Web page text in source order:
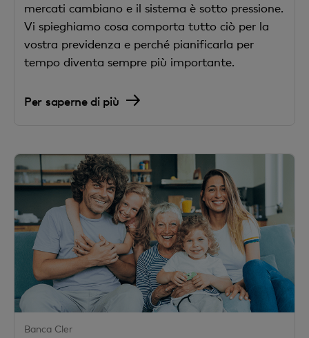
mercati cambiano e il sistema è sotto pressione.
Vi spieghiamo cosa comporta tutto ciò per la
vostra previdenza e perché pianificarla per
tempo diventa sempre più importante.
Per saperne di più
Banca Cler